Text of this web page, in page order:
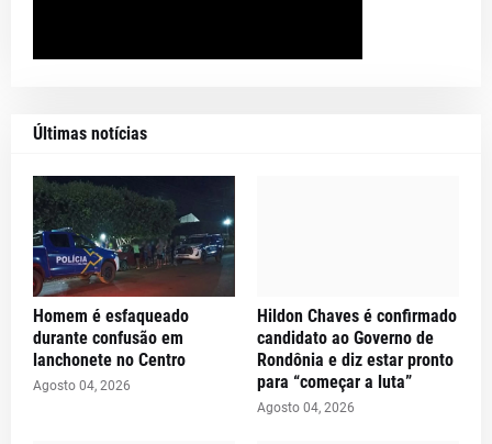
Últimas notícias
Homem é esfaqueado
durante confusão em
lanchonete no Centro
Agosto 04, 2026
Hildon Chaves é confirmado
candidato ao Governo de
Rondônia e diz estar pronto
para “começar a luta”
Agosto 04, 2026